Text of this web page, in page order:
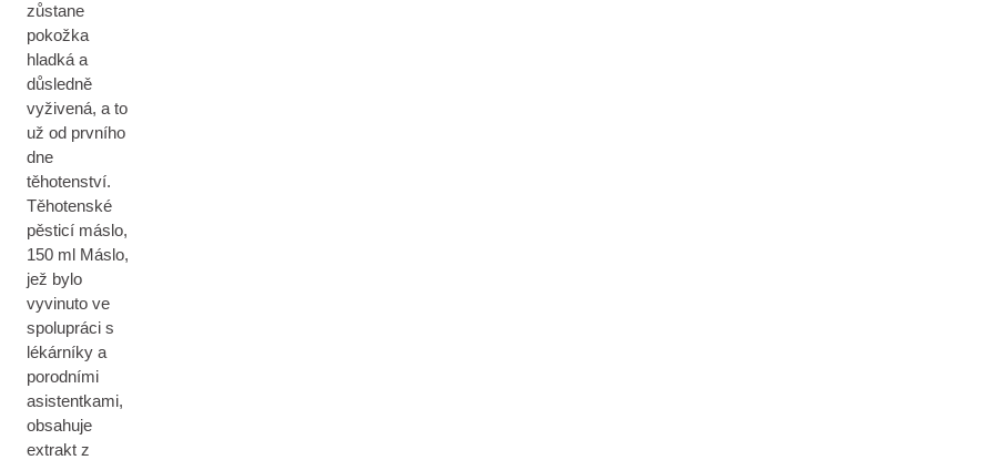
zůstane
pokožka
hladká a
důsledně
vyživená, a to
už od prvního
dne
těhotenství.
Těhotenské
pěsticí máslo,
150 ml Máslo,
jež bylo
vyvinuto ve
spolupráci s
lékárníky a
porodními
asistentkami,
obsahuje
extrakt z